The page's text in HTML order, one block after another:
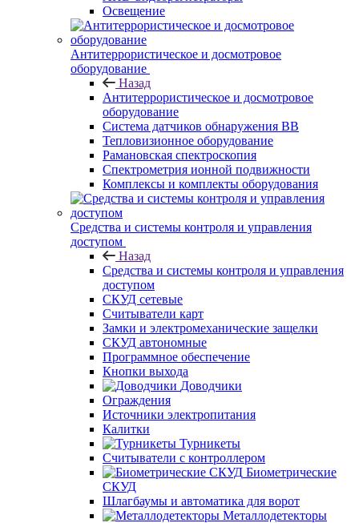
Освещение
Антитеррористическое и досмотровое
оборудование
Назад
Антитеррористическое и досмотровое
оборудование
Cистема датчиков обнаружения ВВ
Тепловизионное оборудование
Рамановская спектроскопия
Спектрометрия ионной подвижности
Комплексы и комплекты оборудования
Средства и системы контроля и управления
доступом
Назад
Средства и системы контроля и управления
доступом
СКУД сетевые
Считыватели карт
Замки и электромеханические защелки
СКУД автономные
Программное обеспечение
Кнопки выхода
Доводчики
Ограждения
Источники электропитания
Калитки
Турникеты
Считыватели с контроллером
Биометрические
СКУД
Шлагбаумы и автоматика для ворот
Металлодетекторы